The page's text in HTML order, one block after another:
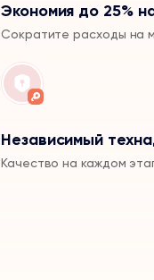
Экономия до 25%
Сократите расходы на
Независимый
Качество на каждом